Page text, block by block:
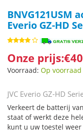
BNVG121USM
Everio GZ-HD
Onze
Voorraad: Op voorraad
JVC Everio GZ-HD
Verkeert de batterij
staat of werkt deze
kunt u uw toestel